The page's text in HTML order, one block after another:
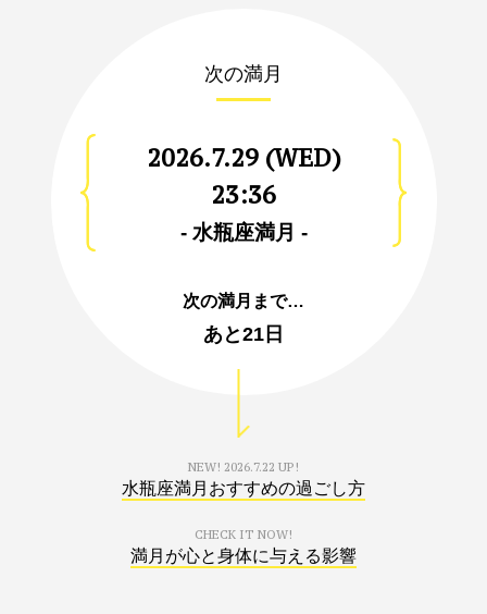
次の満月
2026.7.29 (WED)
23:36
- 水瓶座満月 -
次の満月まで…
あと21日
NEW! 2026.7.22 UP!
水瓶座満月おすすめの過ごし方
CHECK IT NOW!
満月が心と身体に与える影響